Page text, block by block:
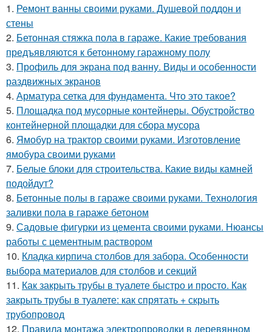
1. Ремонт ванны своими руками. Душевой поддон и
стены
2. Бетонная стяжка пола в гараже. Какие требования
предъявляются к бетонному гаражному полу
3. Профиль для экрана под ванну. Виды и особенности
раздвижных экранов
4. Арматура сетка для фундамента. Что это такое?
5. Площадка под мусорные контейнеры. Обустройство
контейнерной площадки для сбора мусора
6. Ямобур на трактор своими руками. Изготовление
ямобура своими руками
7. Белые блоки для строительства. Какие виды камней
подойдут?
8. Бетонные полы в гараже своими руками. Технология
заливки пола в гараже бетоном
9. Садовые фигурки из цемента своими руками. Нюансы
работы с цементным раствором
10. Кладка кирпича столбов для забора. Особенности
выбора материалов для столбов и секций
11. Как закрыть трубы в туалете быстро и просто. Как
закрыть трубы в туалете: как спрятать + скрыть
трубопровод
12. Правила монтажа электропроводки в деревянном